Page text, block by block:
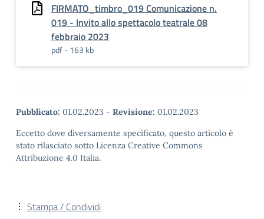
FIRMATO_timbro_019 Comunicazione n.
019 - Invito allo spettacolo teatrale 08
febbraio 2023
pdf - 163 kb
Pubblicato: 01.02.2023 - Revisione: 01.02.2023
Eccetto dove diversamente specificato, questo articolo è
stato rilasciato sotto Licenza Creative Commons
Attribuzione 4.0 Italia.
Stampa / Condividi